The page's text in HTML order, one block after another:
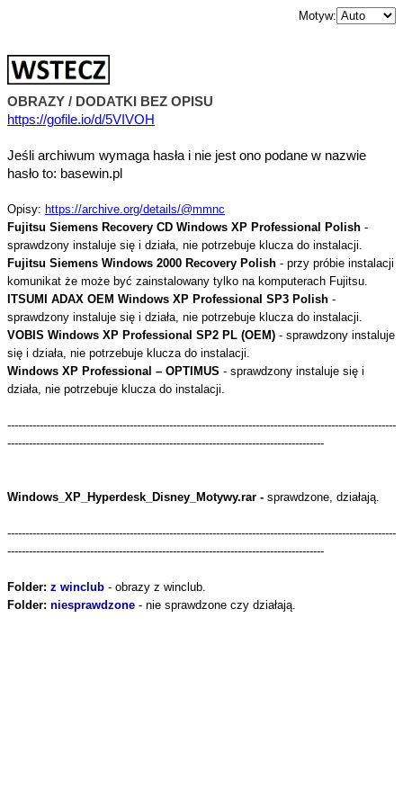
Motyw:
OBRAZY / DODATKI BEZ OPISU
https://gofile.io/d/5VIVOH
Jeśli archiwum wymaga hasła i nie jest ono podane w nazwie
hasło to: basewin.pl
Opisy: https://archive.org/details/@mmnc
Fujitsu Siemens Recovery CD Windows XP Professional Polish -
sprawdzony instaluje się i działa, nie potrzebuje klucza do instalacji.
Fujitsu Siemens Windows 2000 Recovery Polish - przy próbie instalacji
komunikat że może być zainstalowany tylko na komputerach Fujitsu.
ITSUMI ADAX OEM Windows XP Professional SP3 Polish -
sprawdzony instaluje się i działa, nie potrzebuje klucza do instalacji.
VOBIS Windows XP Professional SP2 PL (OEM) - sprawdzony instaluje
się i działa, nie potrzebuje klucza do instalacji.
Windows XP Professional – OPTIMUS - sprawdzony instaluje się i
działa, nie potrzebuje klucza do instalacji.
------------------------------------------------------------------------------------------------------------
----------------------------------------------------------------------------------------
Windows_XP_Hyperdesk_Disney_Motywy.rar - sprawdzone, działają.
------------------------------------------------------------------------------------------------------------
----------------------------------------------------------------------------------------
Folder: z winclub - obrazy z winclub.
Folder: niesprawdzone - nie sprawdzone czy działają.